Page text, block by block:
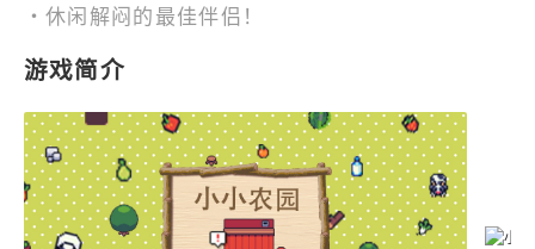
・休闲解闷的最佳伴侣！
游戏简介